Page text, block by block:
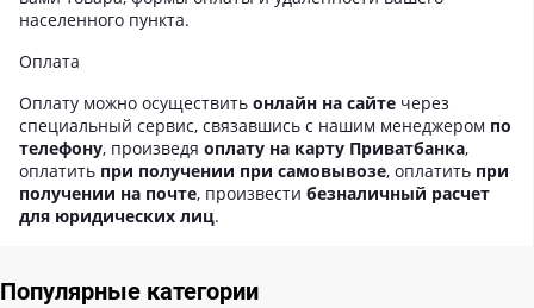
населенного пункта.
Оплата
Оплату можно осуществить онлайн на сайте через
специальный сервис, связавшись с нашим менеджером по
телефону, произведя оплату на карту Приватбанка,
оплатить при получении при самовывозе, оплатить при
получении на почте, произвести безналичный расчет
для юридических лиц.
Популярные категории